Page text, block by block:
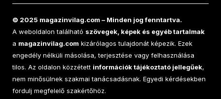
© 2025 magazinvilag.com – Minden jog fenntartva.
A weboldalon található szövegek, képek és egyéb tartalmak
a magazinvilag.com kizárólagos tulajdonát képezik. Ezek
engedély nélküli másolása, terjesztése vagy felhasználása
tilos. Az oldalon közzétett információk tájékoztató jellegűek,
nem minősülnek szakmai tanácsadásnak. Egyedi kérdésekben
fordulj megfelelő szakértőhöz.